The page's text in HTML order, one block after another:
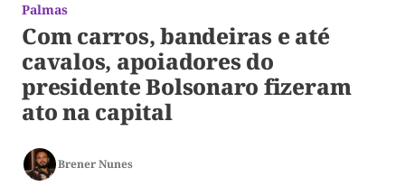
Palmas
Com carros, bandeiras e até
cavalos, apoiadores do
presidente Bolsonaro fizeram
ato na capital
Brener Nunes